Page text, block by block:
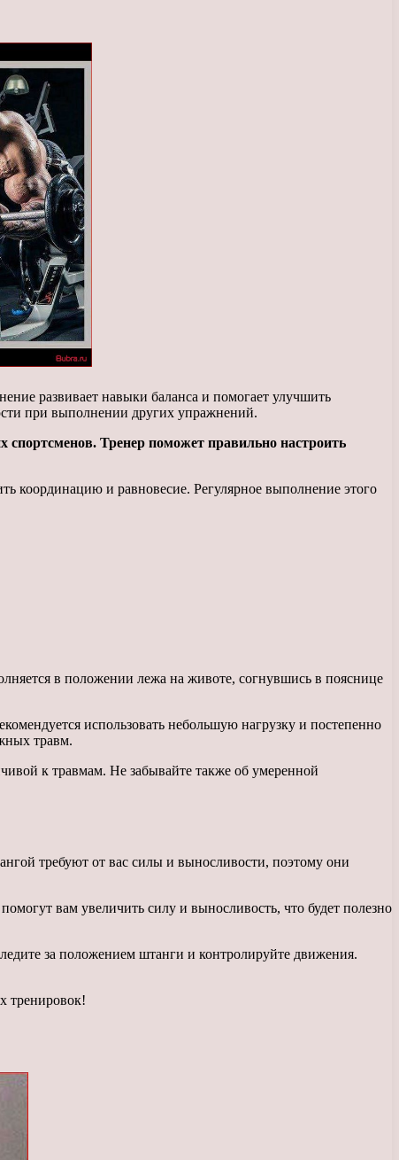
развивает навыки баланса и помогает улучшить
при выполнении других упражнений.
Тренер поможет правильно настроить
координацию и равновесие. Регулярное выполнение этого
в положении лежа на животе, согнувшись в пояснице
использовать небольшую нагрузку и постепенно
травм.
к травмам. Не забывайте также об умеренной
требуют от вас силы и выносливости, поэтому они
вам увеличить силу и выносливость, что будет полезно
за положением штанги и контролируйте движения.
тренировок!